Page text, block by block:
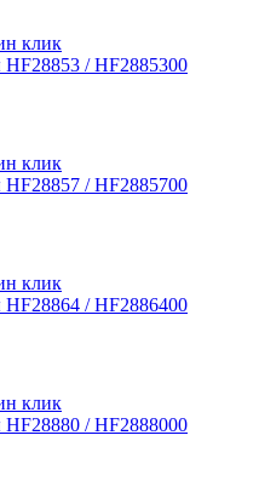
клик
/ HF2885300
клик
/ HF2885700
клик
/ HF2886400
клик
/ HF2888000